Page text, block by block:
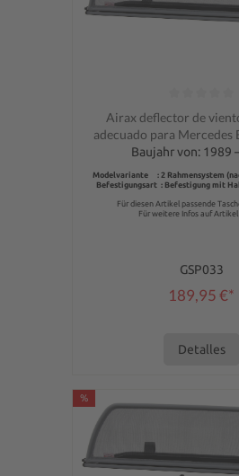
Calificación promedio de 0
Airax deflector de
adecuado para Mercedes
Baujahr von: 1989
Modelvariante : 2 Rahmensystem
Befestigungsart : Befestigung mit
Für diesen Artikel passende
Für weitere Infos auf
GSP033
189,95 €*
Detalles
%